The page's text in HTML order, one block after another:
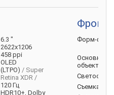
6.3 "
2622x1206
458 ppi
OLED
(LTPO) / Super
Retina XDR /
120 Гц
HDR10+, Dolby
Форм-
Основной
объектив
Светосила
Съемка Full